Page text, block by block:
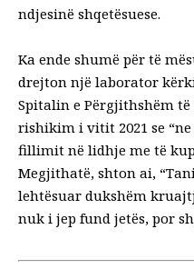
ndjesinë shqetësuese.
Ka ende shumë për të
drejton një laborator
Spitalin e Përgjithshëm
rishikim i vitit 2021 se
fillimit në lidhje me të
Megjithatë, shton ai,
lehtësuar dukshëm
nuk i jep fund jetës, por